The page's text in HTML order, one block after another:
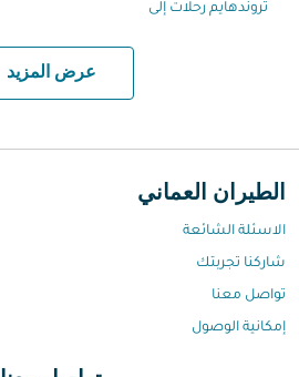
تروندهايم رحلات إلى
عرض المزيد
الطيران العماني
الاسئلة الشائعة
شاركنا تجربتك
تواصل معنا
إمكانية الوصول